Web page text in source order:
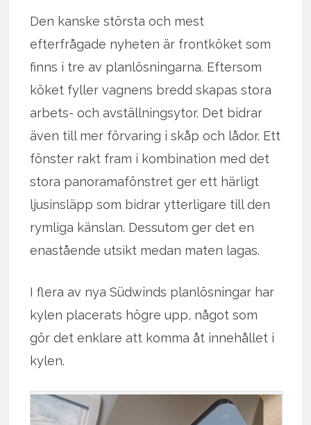
Den kanske största och mest
efterfrågade nyheten är frontköket som
finns i tre av planlösningarna. Eftersom
köket fyller vagnens bredd skapas stora
arbets- och avställningsytor. Det bidrar
även till mer förvaring i skåp och lådor. Ett
fönster rakt fram i kombination med det
stora panoramafönstret ger ett härligt
ljusinsläpp som bidrar ytterligare till den
rymliga känslan. Dessutom ger det en
enastående utsikt medan maten lagas.
I flera av nya Südwinds planlösningar har
kylen placerats högre upp, något som
gör det enklare att komma åt innehållet i
kylen.